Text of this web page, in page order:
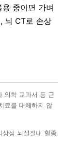
중이면 가벼
뇌 CT로 손상
의학 교과서 등 근
료를 대체하지 않
성 뇌실질내 혈종